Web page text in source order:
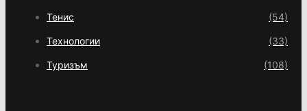
Тенис (54)
Технологии (33)
Туризъм (108)